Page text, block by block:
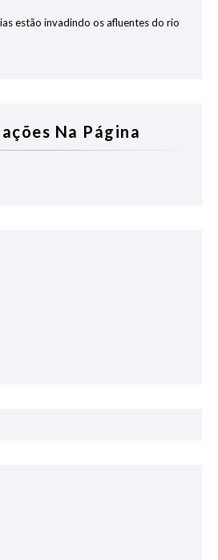
estão invadindo os afluentes do rio
Na Página